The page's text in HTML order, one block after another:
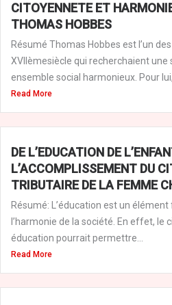
CITOYENNETE ET
THOMAS HOBBES
Résumé Thomas Hobbes est l’un
XVIIèmesiècle qui recherchaient une
ensemble social harmonieux. Pour lui,
Read More
DE L’EDUCATION DE
L’ACCOMPLISSEMENT DU
TRIBUTAIRE DE LA FEMME
Résumé: L’éducation est un
l’harmonie de la société. En effet, le
éducation pourrait permettre...
Read More